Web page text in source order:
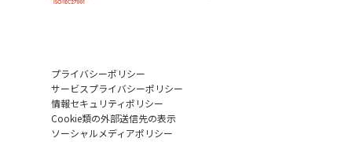
プライバシーポリシー
サービスプライバシーポリシー
情報セキュリティポリシー
Cookie類の外部送信先の表示
ソーシャルメディアポリシー